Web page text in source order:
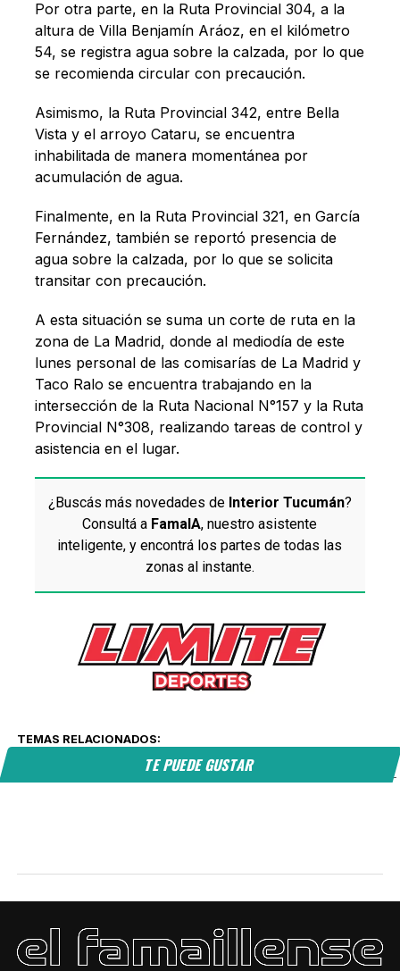
Por otra parte, en la Ruta Provincial 304, a la
altura de Villa Benjamín Aráoz, en el kilómetro
54, se registra agua sobre la calzada, por lo que
se recomienda circular con precaución.
Asimismo, la Ruta Provincial 342, entre Bella
Vista y el arroyo Cataru, se encuentra
inhabilitada de manera momentánea por
acumulación de agua.
Finalmente, en la Ruta Provincial 321, en García
Fernández, también se reportó presencia de
agua sobre la calzada, por lo que se solicita
transitar con precaución.
A esta situación se suma un corte de ruta en la
zona de La Madrid, donde al mediodía de este
lunes personal de las comisarías de La Madrid y
Taco Ralo se encuentra trabajando en la
intersección de la Ruta Nacional N°157 y la Ruta
Provincial N°308, realizando tareas de control y
asistencia en el lugar.
¿Buscás más novedades de Interior Tucumán?
Consultá a FamaIA, nuestro asistente
inteligente, y encontrá los partes de todas las
zonas al instante.
TEMAS RELACIONADOS:
TE PUEDE GUSTAR